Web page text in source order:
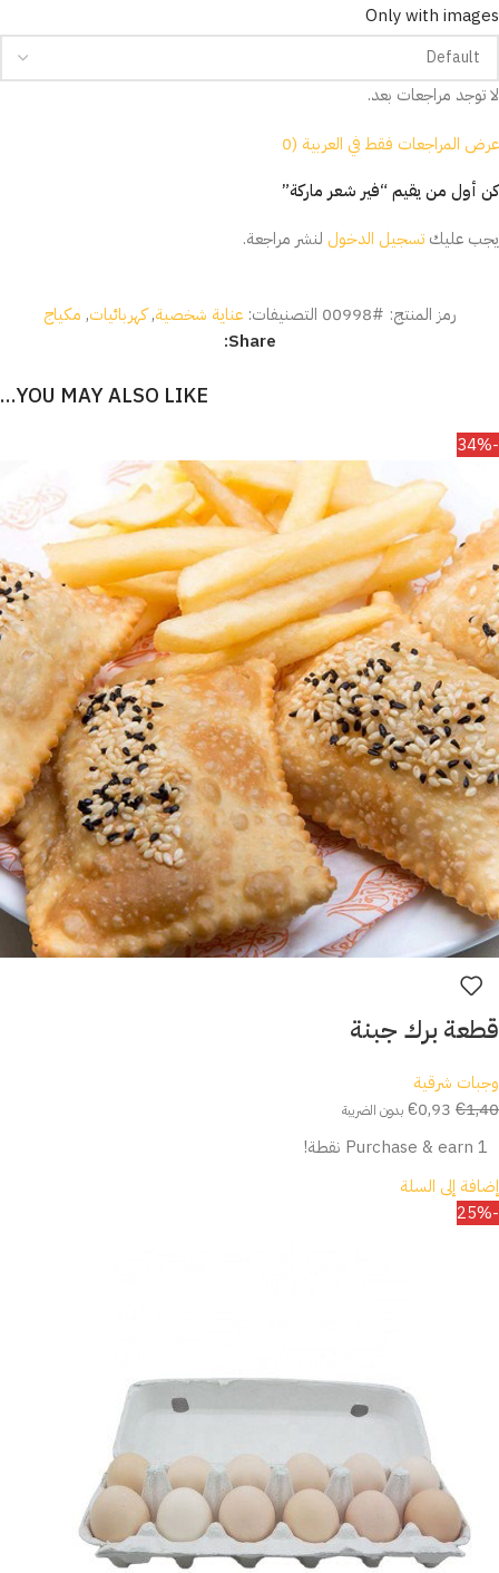
Only with images
لا توجد مراجعات بعد.
عرض المراجعات فقط في العربية (0
كن أول من يقيم “فير شعر ماركة”
يجب عليك تسجيل الدخول لنشر مراجعة.
رمز المنتج: #00998 التصنيفات: عناية شخصية, كهربائيات, مكياج
Share:
YOU MAY ALSO LIKE…
-34%
قطعة برك جبنة
وجبات شرقية
€1,40
€0,93 بدون الضريبة
Purchase & earn 1 نقطة!
إضافة إلى السلة
-25%